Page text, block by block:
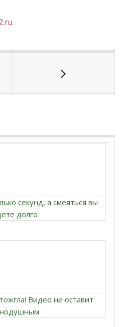
секунд, а смеяться вы
долго
Видео не оставит